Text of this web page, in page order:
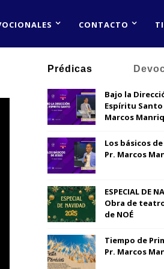
CONTACTO
Prédicas
Bajo la
Espíritu Santo
Marcos
Los básicos de
Pr. Marcos
ESPECIAL DE
Obra de
de NOÉ
Tiempo de
Pr. Marcos